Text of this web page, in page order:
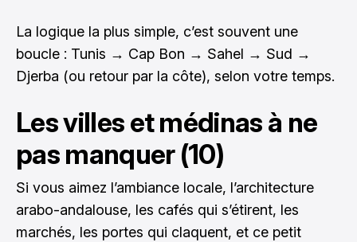
La logique la plus simple, c’est souvent une
boucle : Tunis → Cap Bon → Sahel → Sud →
Djerba (ou retour par la côte), selon votre temps.
Les villes et médinas à ne
pas manquer (10)
Si vous aimez l’ambiance locale, l’architecture
arabo-andalouse, les cafés qui s’étirent, les
marchés, les portes qui claquent, et ce petit